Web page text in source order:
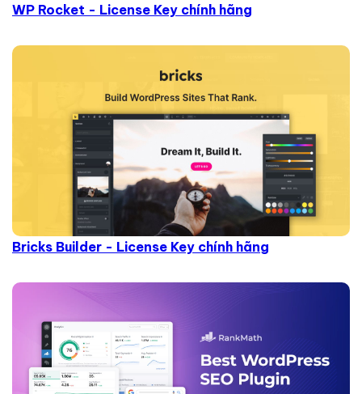
WP Rocket - License Key chính hãng
Bricks Builder - License Key chính hãng